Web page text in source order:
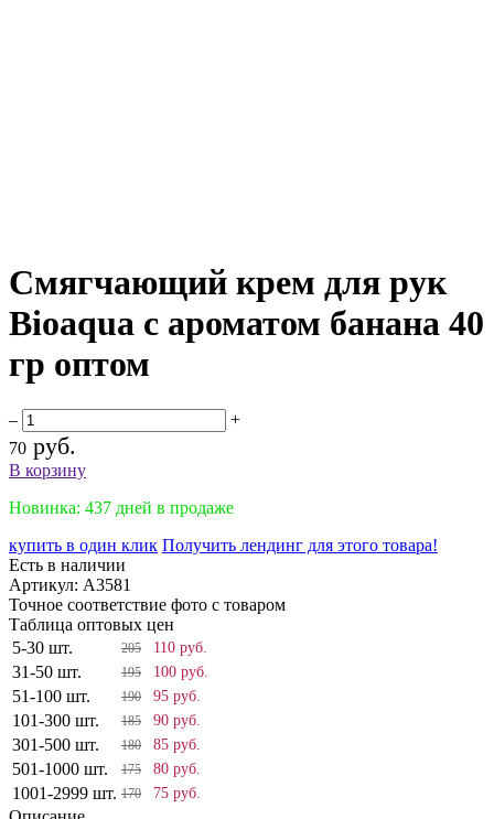
Смягчающий крем для рук
Bioaqua с ароматом банана 40
гр оптом
–
+
70 руб.
В корзину
Новинка: 437 дней в продаже
купить в один клик Получить лендинг для этого товара!
Есть в наличии
Артикул: A3581
Точное соответствие фото с товаром
Таблица оптовых цен
5-30 шт.
205 110 руб.
31-50 шт. 195 100 руб.
51-100 шт. 190 95 руб.
101-300 шт. 185 90 руб.
301-500 шт. 180 85 руб.
501-1000 шт. 175 80 руб.
1001-2999 шт. 170 75 руб.